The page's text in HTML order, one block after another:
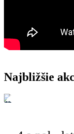
Najbližšie